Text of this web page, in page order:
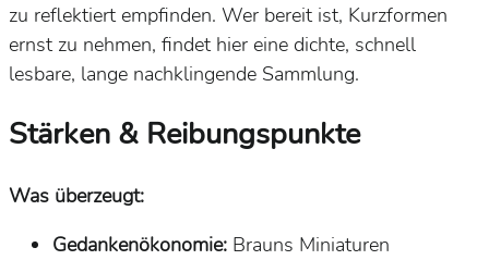
zu reflektiert empfinden. Wer bereit ist, Kurzformen
ernst zu nehmen, findet hier eine dichte, schnell
lesbare, lange nachklingende Sammlung.
Stärken & Reibungspunkte
Was überzeugt:
Gedankenökonomie: Brauns Miniaturen